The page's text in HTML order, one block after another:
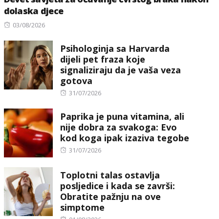
dolaska djece
Posted
03/08/2026
Psihologinja sa Harvarda
dijeli pet fraza koje
signaliziraju da je vaša veza
gotova
Posted
31/07/2026
Paprika je puna vitamina, ali
nije dobra za svakoga: Evo
kod koga ipak izaziva tegobe
Posted
31/07/2026
Toplotni talas ostavlja
posljedice i kada se završi:
Obratite pažnju na ove
simptome